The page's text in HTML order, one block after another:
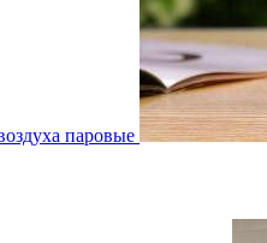
паровые